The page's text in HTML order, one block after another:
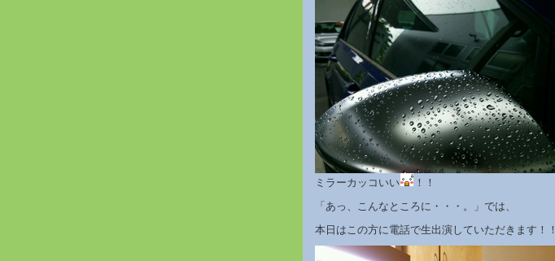
ミラーカッコいい
！！
「あっ、こんなところに・・・。」では、
本日はこの方に電話で生出演していただきます！！